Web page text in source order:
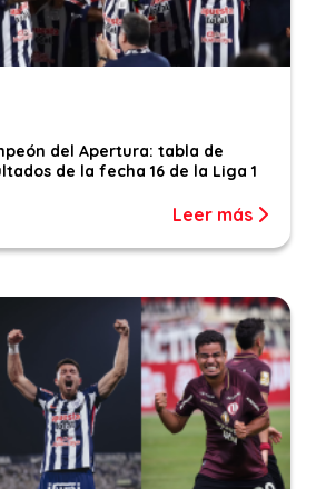
del Apertura: tabla de
de la fecha 16 de la Liga 1
Leer más